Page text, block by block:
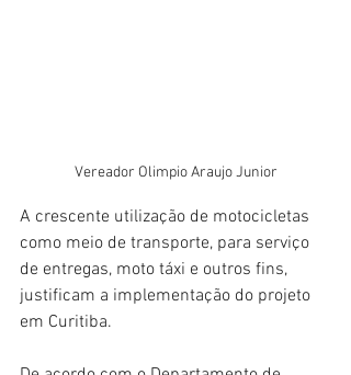
Vereador Olimpio Araujo Junior
A crescente utilização de motocicletas
como meio de transporte, para serviço
de entregas, moto táxi e outros fins,
justificam a implementação do projeto
em Curitiba.